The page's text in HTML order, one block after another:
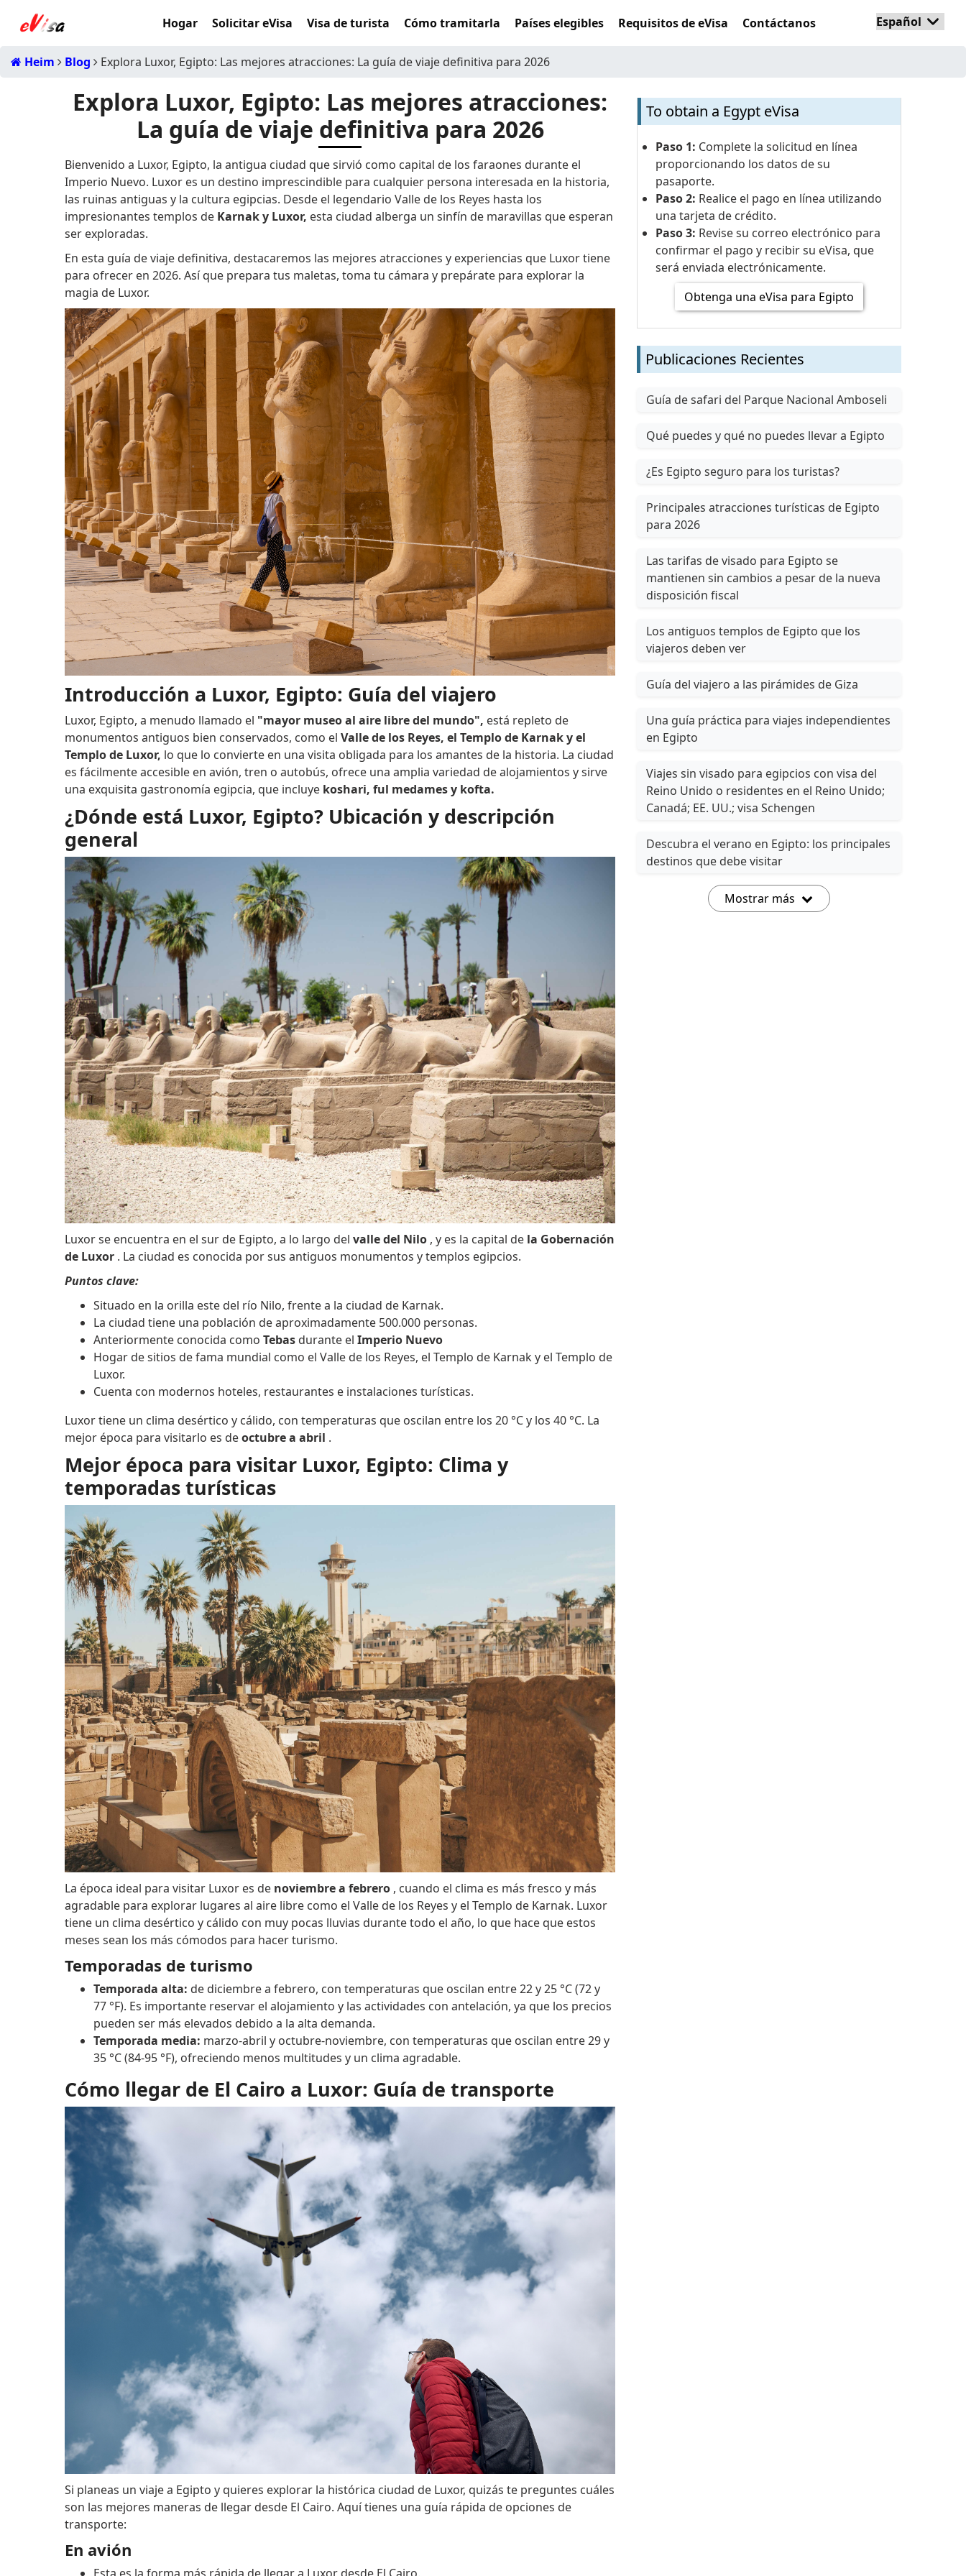
Hogar Solicitar eVisa Visa de turista Cómo tramitarla Países elegibles Requisitos de eVisa Contáctanos
Heim Blog Explora Luxor, Egipto: Las mejores atracciones: La guía de viaje definitiva para 2026
Explora Luxor, Egipto: Las mejores atracciones:
La guía de viaje definitiva para 2026
Bienvenido a Luxor, Egipto, la antigua ciudad que sirvió como capital de los faraones durante el
Imperio Nuevo. Luxor es un destino imprescindible para cualquier persona interesada en la historia,
las ruinas antiguas y la cultura egipcias. Desde el legendario Valle de los Reyes hasta los
impresionantes templos de Karnak y Luxor, esta ciudad alberga un sinfín de maravillas que esperan
ser exploradas.
En esta guía de viaje definitiva, destacaremos las mejores atracciones y experiencias que Luxor tiene
para ofrecer en 2026. Así que prepara tus maletas, toma tu cámara y prepárate para explorar la
magia de Luxor.
Introducción a Luxor, Egipto: Guía del viajero
Luxor, Egipto, a menudo llamado el "mayor museo al aire libre del mundo", está repleto de
monumentos antiguos bien conservados, como el Valle de los Reyes, el Templo de Karnak y el
Templo de Luxor, lo que lo convierte en una visita obligada para los amantes de la historia. La ciudad
es fácilmente accesible en avión, tren o autobús, ofrece una amplia variedad de alojamientos y sirve
una exquisita gastronomía egipcia, que incluye koshari, ful medames y kofta.
¿Dónde está Luxor, Egipto? Ubicación y descripción
general
Luxor se encuentra en el sur de Egipto, a lo largo del valle del Nilo , y es la capital de la Gobernación
de Luxor . La ciudad es conocida por sus antiguos monumentos y templos egipcios.
Puntos clave:
Situado en la orilla este del río Nilo, frente a la ciudad de Karnak.
La ciudad tiene una población de aproximadamente 500.000 personas.
Anteriormente conocida como Tebas durante el Imperio Nuevo
Hogar de sitios de fama mundial como el Valle de los Reyes, el Templo de Karnak y el Templo de
Luxor.
Cuenta con modernos hoteles, restaurantes e instalaciones turísticas.
Luxor tiene un clima desértico y cálido, con temperaturas que oscilan entre los 20 °C y los 40 °C. La
mejor época para visitarlo es deoctubre a abril .
Mejor época para visitar Luxor, Egipto: Clima y
temporadas turísticas
La época ideal para visitar Luxor es de noviembre a febrero , cuando el clima es más fresco y más
agradable para explorar lugares al aire libre como el Valle de los Reyes y el Templo de Karnak. Luxor
tiene un clima desértico y cálido con muy pocas lluvias durante todo el año, lo que hace que estos
meses sean los más cómodos para hacer turismo.
Temporadas de turismo
Temporada alta: de diciembre a febrero, con temperaturas que oscilan entre 22 y 25 °C (72 y
77 °F). Es importante reservar el alojamiento y las actividades con antelación, ya que los precios
pueden ser más elevados debido a la alta demanda.
Temporada media: marzo-abril y octubre-noviembre, con temperaturas que oscilan entre 29 y
35 °C (84-95 °F), ofreciendo menos multitudes y un clima agradable.
Cómo llegar de El Cairo a Luxor: Guía de transporte
Si planeas un viaje a Egipto y quieres explorar la histórica ciudad de Luxor, quizás te preguntes cuáles
son las mejores maneras de llegar desde El Cairo. Aquí tienes una guía rápida de opciones de
transporte:
En avión
To obtain a Egypt eVisa
Paso 1: Complete la solicitud en línea
proporcionando los datos de su
pasaporte.
Paso 2: Realice el pago en línea utilizando
una tarjeta de crédito.
Paso 3: Revise su correo electrónico para
confirmar el pago y recibir su eVisa, que
será enviada electrónicamente.
Obtenga una eVisa para Egipto
Publicaciones Recientes
Guía de safari del Parque Nacional Amboseli
Qué puedes y qué no puedes llevar a Egipto
¿Es Egipto seguro para los turistas?
Principales atracciones turísticas de Egipto
para 2026
Las tarifas de visado para Egipto se
mantienen sin cambios a pesar de la nueva
disposición fiscal
Los antiguos templos de Egipto que los
viajeros deben ver
Guía del viajero a las pirámides de Giza
Una guía práctica para viajes independientes
en Egipto
Viajes sin visado para egipcios con visa del
Reino Unido o residentes en el Reino Unido;
Canadá; EE. UU.; visa Schengen
Descubra el verano en Egipto: los principales
destinos que debe visitar
Mostrar más